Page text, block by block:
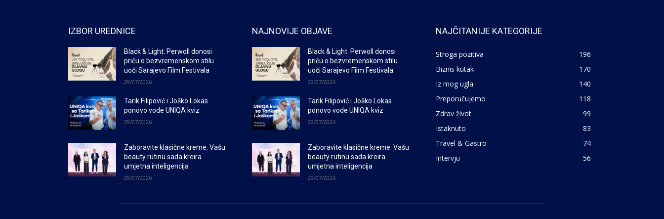
IZBOR UREDNICE
Black & Light: Perwoll donosi
priču o bezvremenskom stilu
uoči Sarajevo Film Festivala
29/07/2026
Tarik Filipović i Joško Lokas
ponovo vode UNIQA kviz
29/07/2026
Zaboravite klasične kreme: Vašu
beauty rutinu sada kreira
umjetna inteligencija
29/07/2026
NAJNOVIJE OBJAVE
Black & Light: Perwoll donosi
priču o bezvremenskom stilu
uoči Sarajevo Film Festivala
29/07/2026
Tarik Filipović i Joško Lokas
ponovo vode UNIQA kviz
29/07/2026
Zaboravite klasične kreme: Vašu
beauty rutinu sada kreira
umjetna inteligencija
29/07/2026
NAJČITANIJE KATEGORIJE
Stroga pozitiva
196
Biznis kutak
170
Iz mog ugla
140
Preporučujemo
118
Zdrav život
99
Istaknuto
83
Travel & Gastro
74
Intervju
56